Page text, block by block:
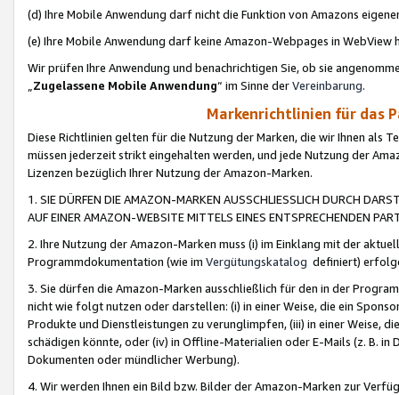
(d) Ihre Mobile Anwendung darf nicht die Funktion von Amazons
(e) Ihre Mobile Anwendung darf keine Amazon-Webpages in WebView
Wir prüfen Ihre Anwendung und benachrichtigen Sie, ob sie
„Zugelassene Mobile Anwendung“ im Sinne derVereinbarung.
Markenrichtlinien für das
Diese Richtlinien gelten für die Nutzung der Marken, die wir Ihnen als
müssen jederzeit strikt eingehalten werden, und jede Nutzung der
Lizenzen bezüglich Ihrer Nutzung der Amazon-Marken.
1. SIE DÜRFEN DIE AMAZON-MARKEN AUSSCHLIESSLICH DURCH
AUF EINER AMAZON-WEBSITE MITTELS EINES ENTSPRECHENDEN
2. Ihre Nutzung der Amazon-Marken muss (i) im Einklang mit der
Programmdokumentation (wie im Vergütungskatalog definiert)
3. Sie dürfen die Amazon-Marken ausschließlich für den in der
nicht wie folgt nutzen oder darstellen: (i) in einer Weise, die ein
Produkte und Dienstleistungen zu verunglimpfen, (iii) in einer Weise,
schädigen könnte, oder (iv) in Offline-Materialien oder E-Mails (z. B. in
Dokumenten oder mündlicher Werbung).
4. Wir werden Ihnen ein Bild bzw. Bilder der Amazon-Marken zur